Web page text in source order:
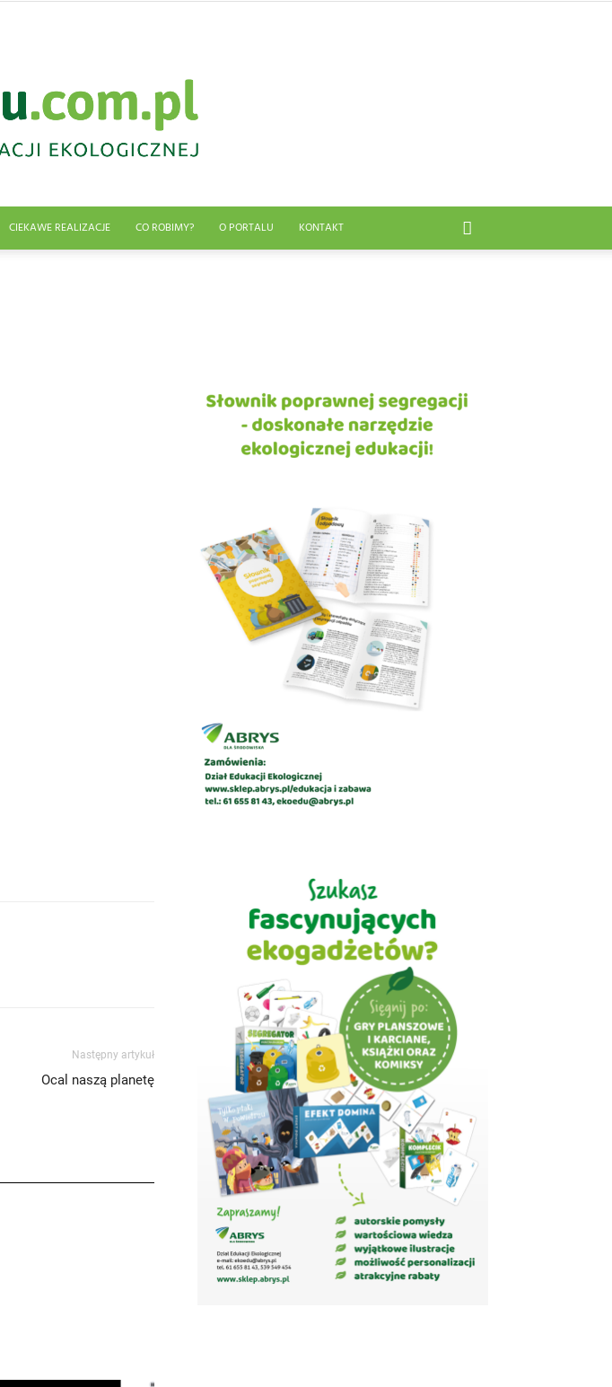
CIEKAWE REALIZACJE CO ROBIMY? O PORTALU KONTAKT
Następny artykuł
Ocal naszą planetę